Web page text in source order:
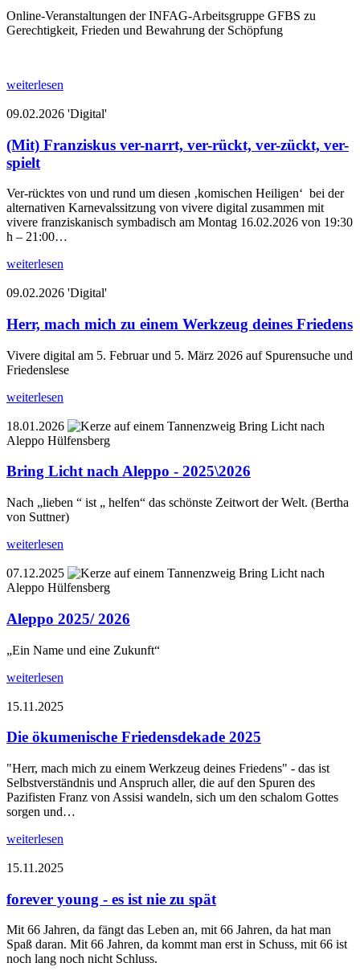
Online-Veranstaltungen der INFAG-Arbeitsgruppe GFBS zu
Gerechtigkeit, Frieden und Bewahrung der Schöpfung
weiterlesen
09.02.2026 'Digital'
(Mit) Franziskus ver-narrt, ver-rückt, ver-zückt, ver-
spielt
Ver-rücktes von und rund um diesen ‚komischen Heiligen‘ bei der
alternativen Karnevalssitzung von vivere digital zusammen mit
vivere franziskanisch symbadisch am Montag 16.02.2026 von 19:30
h – 21:00…
weiterlesen
09.02.2026 'Digital'
Herr, mach mich zu einem Werkzeug deines Friedens
Vivere digital am 5. Februar und 5. März 2026 auf Spurensuche und
Friedenslese
weiterlesen
18.01.2026
Bring Licht nach
Aleppo Hülfensberg
Bring Licht nach Aleppo - 2025\2026
Nach „lieben “ ist „ helfen“ das schönste Zeitwort der Welt. (Bertha
von Suttner)
weiterlesen
07.12.2025
Bring Licht nach
Aleppo Hülfensberg
Aleppo 2025/ 2026
„Ein Name und eine Zukunft“
weiterlesen
15.11.2025
Die ökumenische Friedensdekade 2025
"Herr, mach mich zu einem Werkzeug deines Friedens" - das ist
Selbstverständnis und Anspruch aller, die auf den Spuren des
Pazifisten Franz von Assisi wandeln, sich um den schalom Gottes
sorgen und…
weiterlesen
15.11.2025
forever young - es ist nie zu spät
Mit 66 Jahren, da fängt das Leben an, mit 66 Jahren, da hat man
Spaß daran. Mit 66 Jahren, da kommt man erst in Schuss, mit 66 ist
noch lang noch nicht Schluss.